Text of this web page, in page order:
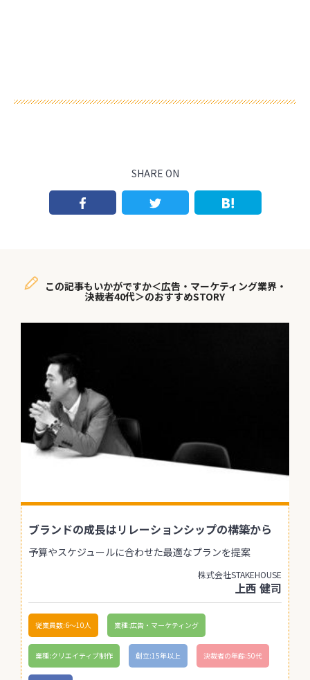
SHARE ON
この記事もいかがですか＜広告・マーケティング業界・
決裁者40代＞のおすすめSTORY
ブランドの成長はリレーションシップの構築から
予算やスケジュールに合わせた最適なプランを提案
株式会社STAKEHOUSE
上西 健司
従業員数:6～10人 業種:広告・マーケティング
業種:クリエイティブ制作 創立:15年以上 決裁者の年齢:50代